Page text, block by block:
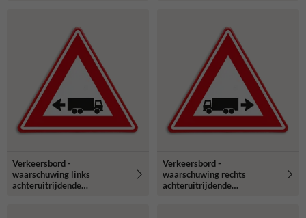
Verkeersbord -
waarschuwing links
achteruitrijdende
Verkeersbord -
waarschuwing rechts
achteruitrijdende